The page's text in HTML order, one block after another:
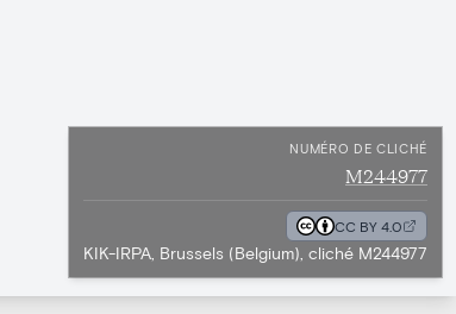
NUMÉRO DE CLICHÉ
M244977
CC BY 4.0
KIK-IRPA, Brussels (Belgium), cliché M244977